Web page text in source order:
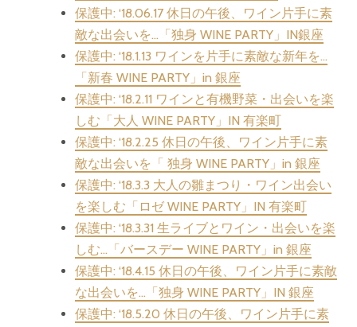
保護中: ‘18.06.17 休日の午後、ワイン片手に素
敵な出会いを…「独身 WINE PARTY」IN銀座
保護中: ‘18.1.13 ワインを片手に素敵な新年を…
「新春 WINE PARTY」in 銀座
保護中: ‘18.2.11 ワインと有機野菜・出会いを楽
しむ「大人 WINE PARTY」IN 有楽町
保護中: ‘18.2.25 休日の午後、ワイン片手に素
敵な出会いを「 独身 WINE PARTY」in 銀座
保護中: ‘18.3.3 大人の雛まつり・ワイン出会い
を楽しむ「ロゼ WINE PARTY」IN 有楽町
保護中: ‘18.3.31 生ライブとワイン・出会いを楽
しむ…「バースデー WINE PARTY」in 銀座
保護中: ‘18.4.15 休日の午後、ワイン片手に素敵
な出会いを…「独身 WINE PARTY」IN 銀座
保護中: ‘18.5.20 休日の午後、ワイン片手に素